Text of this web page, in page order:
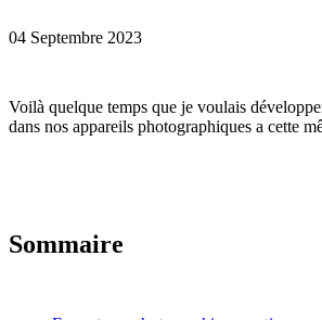
04 Septembre 2023
Voilà quelque temps que je voulais
dans nos appareils photographiques a cette
Sommaire